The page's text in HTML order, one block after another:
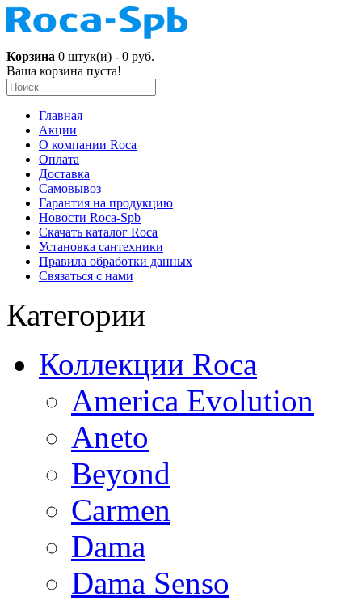
Корзина 0 штук(и) - 0 руб.
Ваша корзина пуста!
Главная
Акции
О компании Roca
Оплата
Доставка
Самовывоз
Гарантия на продукцию
Новости Roca-Spb
Скачать каталог Roca
Установка сантехники
Правила обработки данных
Связаться с нами
Категории
Коллекции Roca
America Evolution
Aneto
Beyond
Carmen
Dama
Dama Senso